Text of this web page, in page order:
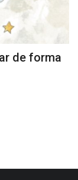
de forma